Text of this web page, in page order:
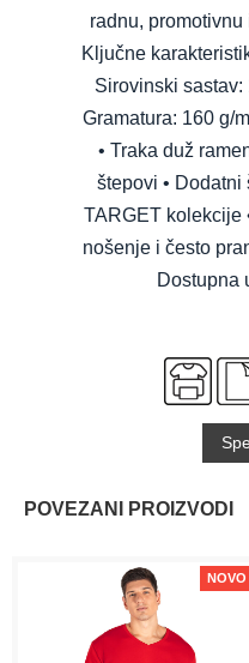
radnu,
Ključne
Sirovinski sastav:
Gramatura: 160 g/
• Traka duž
štepovi • Dodatni
TARGET kolekcije
nošenje i često
Dostupna
POVEZANI PROIZVODI
NOVO